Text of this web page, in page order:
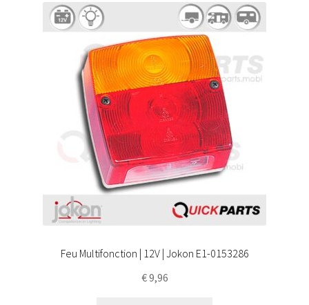
Feu Multifonction | 12V | Jokon E1-0153286
€9,96